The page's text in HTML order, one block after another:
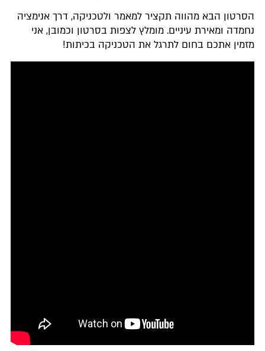
הסרטון הבא מהווה תקציר למאמר ולטכניקה, דרך אנימציה
נחמדה ומאירת עיניים. מומלץ לצפות בסרטון וכמובן, אני
מזמין אתכם בחום לתרגל את הטכניקה בכיתות!